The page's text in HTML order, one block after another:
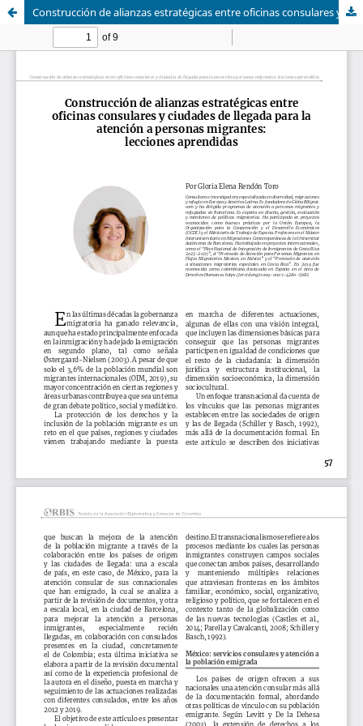
Construcción de alianzas estratégicas entre oficinas consulares y ciudades de llegada para la atención a personas migrantes: lecciones aprendidas